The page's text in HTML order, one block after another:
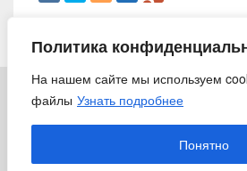
Политика
На нашем сайте мы используем
файлы Узнать подробнее
Понятно
© 2018 «Ирригатор.ру» — Никогда не
здоровье